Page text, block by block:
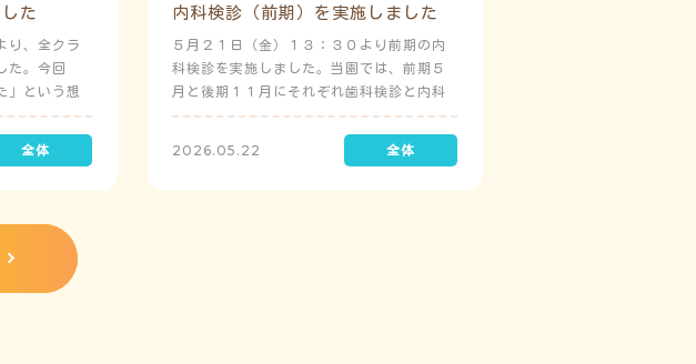
た
り、全クラ
た。今回
」という想
指示に従い
駐車場）に
後、各クラ
広いため）
ニュアルの
す。また、
内科検診（前期）を実施しました
５月２１日（金）１３：３０より前期の内
科検診を実施しました。当園では、前期５
月と後期１１月にそれぞれ歯科検診と内科
検診を実施しています。
2026.05.22